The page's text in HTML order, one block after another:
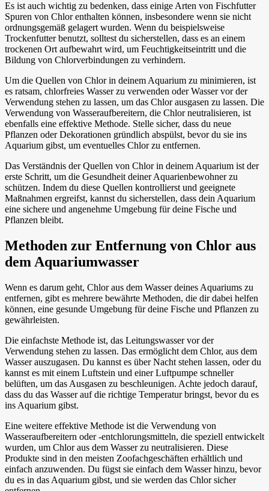
Es ist auch wichtig zu bedenken, dass einige Arten von Fischfutter
Spuren von Chlor enthalten können, insbesondere wenn sie nicht
ordnungsgemäß gelagert wurden. Wenn du beispielsweise
Trockenfutter benutzt, solltest du sicherstellen, dass es an einem
trockenen Ort aufbewahrt wird, um Feuchtigkeitseintritt und die
Bildung von Chlorverbindungen zu verhindern.
Um die Quellen von Chlor in deinem Aquarium zu minimieren, ist
es ratsam, chlorfreies Wasser zu verwenden oder Wasser vor der
Verwendung stehen zu lassen, um das Chlor ausgasen zu lassen. Die
Verwendung von Wasseraufbereitern, die Chlor neutralisieren, ist
ebenfalls eine effektive Methode. Stelle sicher, dass du neue
Pflanzen oder Dekorationen gründlich abspülst, bevor du sie ins
Aquarium gibst, um eventuelles Chlor zu entfernen.
Das Verständnis der Quellen von Chlor in deinem Aquarium ist der
erste Schritt, um die Gesundheit deiner Aquarienbewohner zu
schützen. Indem du diese Quellen kontrollierst und geeignete
Maßnahmen ergreifst, kannst du sicherstellen, dass dein Aquarium
eine sichere und angenehme Umgebung für deine Fische und
Pflanzen bleibt.
Methoden zur Entfernung von Chlor aus
dem Aquariumwasser
Wenn es darum geht, Chlor aus dem Wasser deines Aquariums zu
entfernen, gibt es mehrere bewährte Methoden, die dir dabei helfen
können, eine gesunde Umgebung für deine Fische und Pflanzen zu
gewährleisten.
Die einfachste Methode ist, das Leitungswasser vor der
Verwendung stehen zu lassen. Das ermöglicht dem Chlor, aus dem
Wasser auszugasen. Du kannst es über Nacht stehen lassen, oder du
kannst es mit einem Luftstein und einer Luftpumpe schneller
belüften, um das Ausgasen zu beschleunigen. Achte jedoch darauf,
dass du das Wasser auf die richtige Temperatur bringst, bevor du es
ins Aquarium gibst.
Eine weitere effektive Methode ist die Verwendung von
Wasseraufbereitern oder -entchlorungsmitteln, die speziell entwickelt
wurden, um Chlor aus dem Wasser zu neutralisieren. Diese
Produkte sind in den meisten Zoofachgeschäften erhältlich und
einfach anzuwenden. Du fügst sie einfach dem Wasser hinzu, bevor
du es in das Aquarium gibst, und sie werden das Chlor sicher